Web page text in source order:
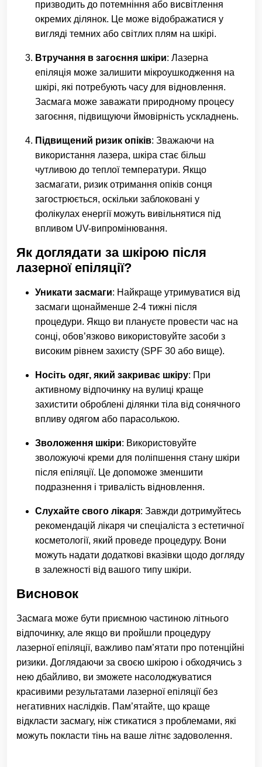
призводить до потемніння або висвітлення
окремих ділянок. Це може відображатися у
вигляді темних або світлих плям на шкірі.
Втручання в загоєння шкіри: Лазерна
епіляція може залишити мікроушкодження на
шкірі, які потребують часу для відновлення.
Засмага може заважати природному процесу
загоєння, підвищуючи ймовірність ускладнень.
Підвищений ризик опіків: Зважаючи на
використання лазера, шкіра стає більш
чутливою до теплої температури. Якщо
засмагати, ризик отримання опіків сонця
загострюється, оскільки заблоковані у
фолікулах енергії можуть вивільнятися під
впливом UV-випромінювання.
Як доглядати за шкірою після
лазерної епіляції?
Уникати засмаги: Найкраще утримуватися від
засмаги щонайменше 2-4 тижні після
процедури. Якщо ви плануєте провести час на
сонці, обов’язково використовуйте засоби з
високим рівнем захисту (SPF 30 або вище).
Носіть одяг, який закриває шкіру: При
активному відпочинку на вулиці краще
захистити оброблені ділянки тіла від сонячного
впливу одягом або парасолькою.
Зволоження шкіри: Використовуйте
зволожуючі креми для поліпшення стану шкіри
після епіляції. Це допоможе зменшити
подразнення і тривалість відновлення.
Слухайте свого лікаря: Завжди дотримуйтесь
рекомендацій лікаря чи спеціаліста з естетичної
косметології, який проведе процедуру. Вони
можуть надати додаткові вказівки щодо догляду
в залежності від вашого типу шкіри.
Висновок
Засмага може бути приємною частиною літнього
відпочинку, але якщо ви пройшли процедуру
лазерної епіляції, важливо пам’ятати про потенційні
ризики. Доглядаючи за своєю шкірою і обходячись з
нею дбайливо, ви зможете насолоджуватися
красивими результатами лазерної епіляції без
негативних наслідків. Пам’ятайте, що краще
відкласти засмагу, ніж стикатися з проблемами, які
можуть покласти тінь на ваше літнє задоволення.